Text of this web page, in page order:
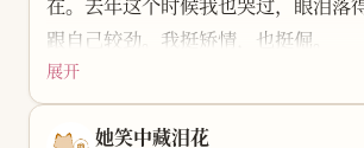
很快，那是我这几年来唯一一次在卧
这半年里，我有时也会一个人坐车，
八九个小时。路程没变，却觉得很远
跟自己较劲。我挺矫情，也挺倔。
这一年做了不少事。博客从零搭起来
展开
她笑中藏泪花